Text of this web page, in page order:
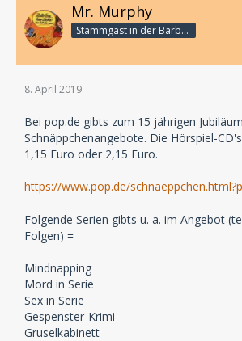
Gregs Tagebuch 8 – Echt übel!
Hörbe mit dem großen Hut
Karlsson vom Dach
Lotta zieht um
Mia and me® – Der kleine Drache
Mia and me® – Der versteckte Schatz
Nils Holgersson u.a. Geschichten
Die Olchis auf Klassenfahrt
Die Olchis im Zoo
Petronella Apfelmus – Zauberschlaf
Knallfroschchaos
Die schönsten Schlaflieder
Sternenfohlen – Wolke in Not
Tilda Apfelkern – Die Freunde vom
Pettersson und Findus – Wie Findus zu
Zwölfe hat‘s geschlagen
Mr. Murphy
Stammgast in der Barbarabar
8. April 2019
Bei pop.de gibts zum 15 jährigen
Schnäppchenangebote. Die Hörspiel-
1,15 Euro oder 2,15 Euro.
https://www.pop.de/
Folgende Serien gibts u. a. im Angebot
Folgen) =
Mindnapping
Mord in Serie
Sex in Serie
Gespenster-Krimi
Gruselkabinett